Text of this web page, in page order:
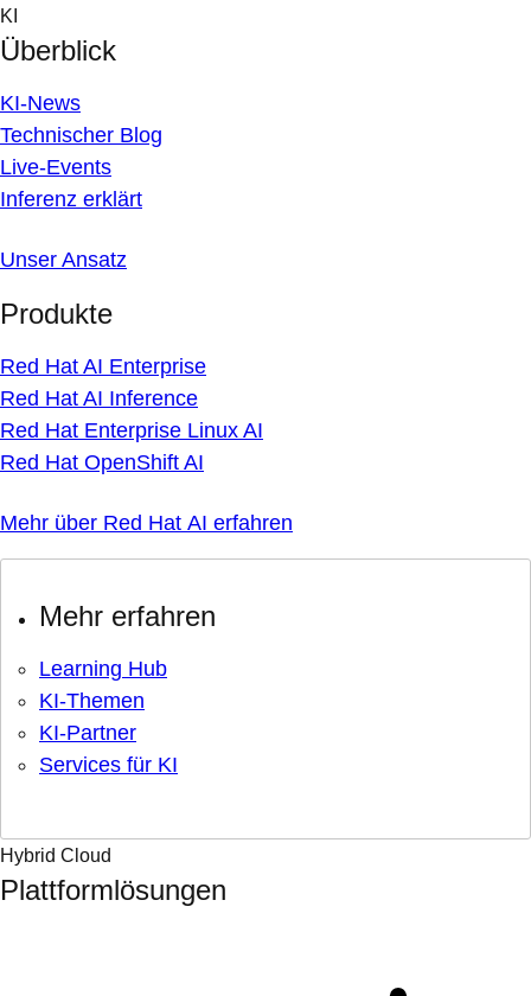
Skip
to
content
KI
Überblick
KI-News
Technischer Blog
Live-Events
Inferenz erklärt
Unser Ansatz
Produkte
Red Hat AI Enterprise
Red Hat AI Inference
Red Hat Enterprise Linux AI
Red Hat OpenShift AI
Mehr über Red Hat AI erfahren
Mehr erfahren
Learning Hub
KI-Themen
KI-Partner
Services für KI
Hybrid Cloud
Plattformlösungen